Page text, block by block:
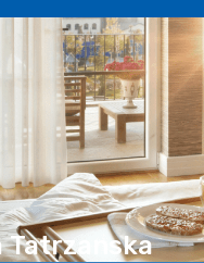
PT(€)
Tatrzanska